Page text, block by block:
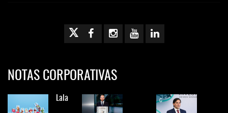
NOTAS CORPORATIVAS
Lala